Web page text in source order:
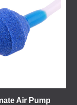
Air Pump